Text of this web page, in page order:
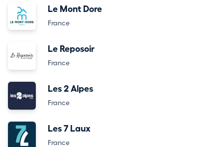
Le Mont Dore
France
Le Reposoir
France
Les 2 Alpes
France
Les 7 Laux
France